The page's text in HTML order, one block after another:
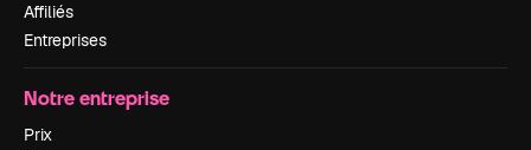
Affiliés
Entreprises
Notre entreprise
Prix